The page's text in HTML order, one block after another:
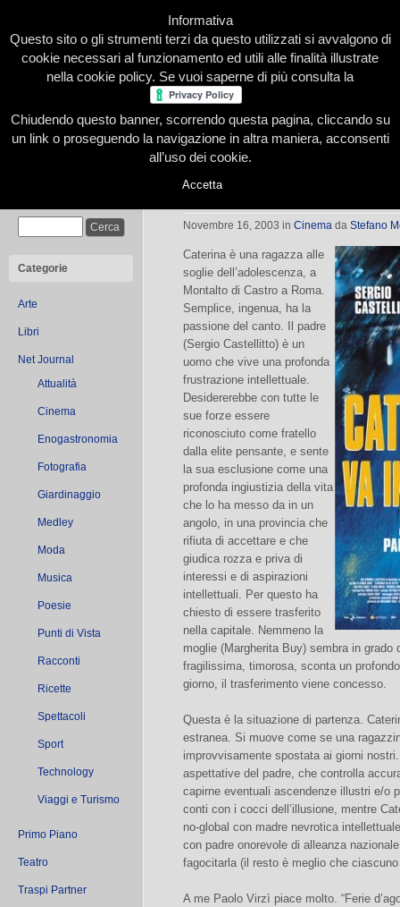
Home Presentazione Redazione Le nostre firme
Categorie
Arte
Libri
Net Journal
Attualità
Cinema
Enogastronomia
Fotografia
Giardinaggio
Medley
Moda
Musica
Poesie
Punti di Vista
Racconti
Ricette
Spettacoli
Sport
Technology
Viaggi e Turismo
Primo Piano
Teatro
Traspi Partner
Caterina va in città
Novembre 16, 2003 in Cinema da Stefano
Caterina è una ragazza alle
soglie dell’adolescenza, a
Montalto di Castro a Roma.
Semplice, ingenua, ha la
passione del canto. Il padre
(Sergio Castellitto) è un
uomo che vive una profonda
frustrazione intellettuale.
Desidererebbe con tutte le
sue forze essere
riconosciuto come fratello
dalla elite pensante, e sente
la sua esclusione come una
profonda ingiustizia della vita
che lo ha messo da in un
angolo, in una provincia che
rifiuta di accettare e che
giudica rozza e priva di
interessi e di aspirazioni
intellettuali. Per questo ha
chiesto di essere trasferito
nella capitale. Nemmeno la
moglie (Margherita Buy) sembra in
fragilissima, timorosa, sconta un
giorno, il trasferimento viene concesso.
Questa è la situazione di partenza.
estranea. Si muove come se una
improvvisamente spostata ai giorni
aspettative del padre, che controlla
capirne eventuali ascendenze illustri e/o
conti con i cocci dell’illusione, mentre
no-global con madre nevrotica
con padre onorevole di alleanza
fagocitarla (il resto è meglio che
A me Paolo Virzì piace molto. “Ferie
Informativa
Questo sito o gli strumenti terzi da questo utilizzati si avvalgono di
cookie necessari al funzionamento ed utili alle finalità illustrate
nella cookie policy. Se vuoi saperne di più consulta la
Chiudendo questo banner, scorrendo questa pagina, cliccando su
un link o proseguendo la navigazione in altra maniera, acconsenti
all’uso dei cookie.
Accetta